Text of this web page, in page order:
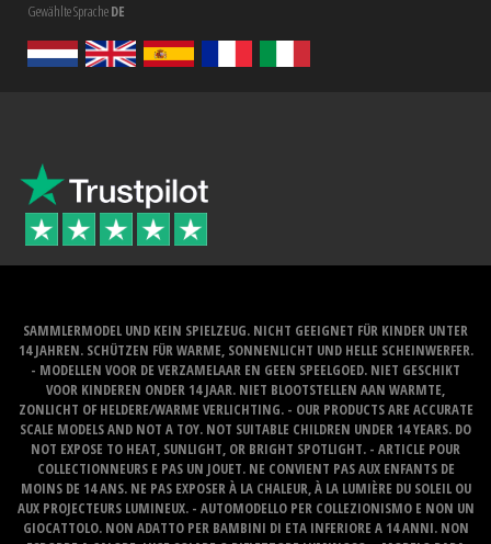
Gewählte SpracheDE
SAMMLERMODEL UND KEIN SPIELZEUG. NICHT GEEIGNET FÜR KINDER UNTER
14 JAHREN. SCHÜTZEN FÜR WARME, SONNENLICHT UND HELLE SCHEINWERFER.
- MODELLEN VOOR DE VERZAMELAAR EN GEEN SPEELGOED. NIET GESCHIKT
VOOR KINDEREN ONDER 14 JAAR. NIET BLOOTSTELLEN AAN WARMTE,
ZONLICHT OF HELDERE/WARME VERLICHTING. - OUR PRODUCTS ARE ACCURATE
SCALE MODELS AND NOT A TOY. NOT SUITABLE CHILDREN UNDER 14 YEARS. DO
NOT EXPOSE TO HEAT, SUNLIGHT, OR BRIGHT SPOTLIGHT. - ARTICLE POUR
COLLECTIONNEURS E PAS UN JOUET. NE CONVIENT PAS AUX ENFANTS DE
MOINS DE 14 ANS. NE PAS EXPOSER À LA CHALEUR, À LA LUMIÈRE DU SOLEIL OU
AUX PROJECTEURS LUMINEUX. - AUTOMODELLO PER COLLEZIONISMO E NON UN
GIOCATTOLO. NON ADATTO PER BAMBINI DI ETA INFERIORE A 14 ANNI. NON